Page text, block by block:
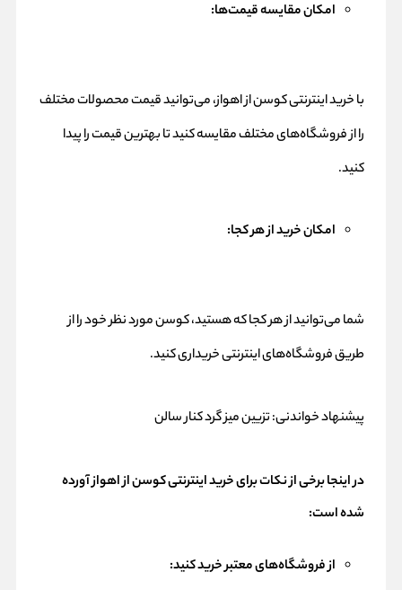
امکان مقایسه قیمت‌ها:
با خرید اینترنتی کوسن از اهواز، می‌توانید قیمت محصولات مختلف
را از فروشگاه‌های مختلف مقایسه کنید تا بهترین قیمت را پیدا
کنید.
امکان خرید از هر کجا:
شما می‌توانید از هر کجا که هستید، کوسن مورد نظر خود را از
طریق فروشگاه‌های اینترنتی خریداری کنید.
پیشنهاد خواندنی:تزیین میز گرد کنار سالن
در اینجا برخی از نکات برای خرید اینترنتی کوسن از اهواز آورده
شده است:
از فروشگاه‌های معتبر خرید کنید: